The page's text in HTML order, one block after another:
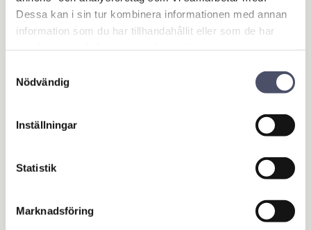
Dessa kan i sin tur kombinera informationen med annan
information som du har tillhandahållit eller som de har
Nödvändig
Inställningar
Statistik
Marknadsföring
Reviews
EB110 tryck och dra
bot
INFO